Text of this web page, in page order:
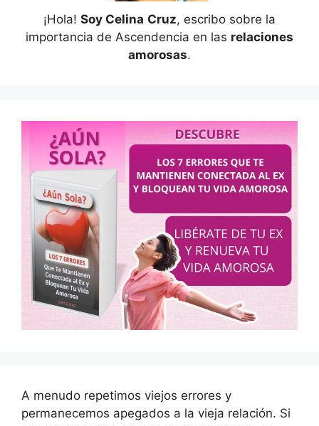
¡Hola! Soy Celina Cruz, escribo sobre la
importancia de Ascendencia en las relaciones
amorosas.
A menudo repetimos viejos errores y
permanecemos apegados a la vieja relación. Si